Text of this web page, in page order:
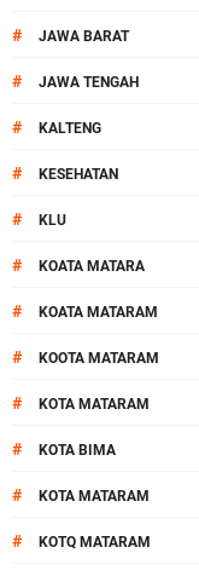
# JAWA BARAT
# JAWA TENGAH
# KALTENG
# KESEHATAN
# KLU
# KOATA MATARA
# KOATA MATARAM
# KOOTA MATARAM
# KOTA MATARAM
# KOTA BIMA
# KOTA MATARAM
# KOTQ MATARAM